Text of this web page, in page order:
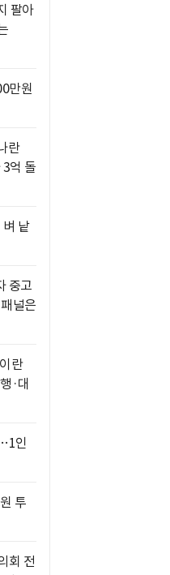
팔아
만원
란
억 돌
낱
중고
널은
란
·대
인
투
회 전